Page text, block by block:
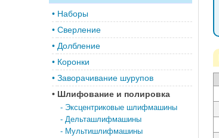
• Наборы
• Сверление
• Долбление
• Коронки
• Заворачивание шурупов
• Шлифование и полировка
- Эксцентриковые шлифмашины
- Дельташлифмашины
- Мультишлифмашины